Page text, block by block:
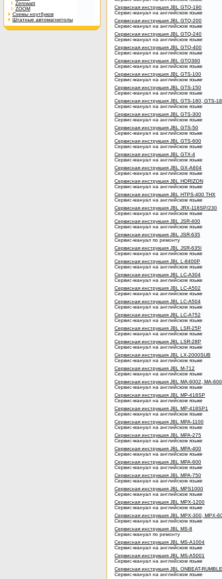
Zerowatt
ZOOM
Схемы ноутбуков
Штатные автомагнитолы
Сервисная инструкция JBL GTQ-190
Сервис-мануал на английском языке
Сервисная инструкция JBL GTQ-200
Сервис-мануал на английском языке
Сервисная инструкция JBL GTQ-240
Сервис-мануал на английском языке
Сервисная инструкция JBL GTQ-400
Сервис-мануал на английском языке
Сервисная инструкция JBL GTQ360
Сервис-мануал на английском языке
Сервисная инструкция JBL GTS-100
Сервис-мануал на английском языке
Сервисная инструкция JBL GTS-150
Сервис-мануал на английском языке
Сервисная инструкция JBL GTS-180, GTS-
Сервис-мануал на английском языке
Сервисная инструкция JBL GTS-300
Сервис-мануал на английском языке
Сервисная инструкция JBL GTS-50
Сервис-мануал на английском языке
Сервисная инструкция JBL GTS-600
Сервис-мануал на английском языке
Сервисная инструкция JBL GTX-4
Сервис-мануал на английском языке
Сервисная инструкция JBL GX-A604
Сервис-мануал на английском языке
Сервисная инструкция JBL HORIZON
Сервис-мануал на английском языке
Сервисная инструкция JBL HTPS-400 THX
Сервис-мануал на английском языке
Сервисная инструкция JBL JRX-118SP/230
Сервис-мануал на английском языке
Сервисная инструкция JBL JSR-400
Сервис-мануал на английском языке
Сервисная инструкция JBL JSR-635
Сервис-мануал по ремонту
Сервисная инструкция JBL JSR-635I
Сервис-мануал на английском языке
Сервисная инструкция JBL L-8400P
Сервис-мануал на английском языке
Сервисная инструкция JBL LC-A304
Сервис-мануал на английском языке
Сервисная инструкция JBL LC-A502
Сервис-мануал на английском языке
Сервисная инструкция JBL LC-A504
Сервис-мануал на английском языке
Сервисная инструкция JBL LC-A752
Сервис-мануал на английском языке
Сервисная инструкция JBL LSR-25P
Сервис-мануал на английском языке
Сервисная инструкция JBL LSR-28P
Сервис-мануал на английском языке
Сервисная инструкция JBL LX-2000SUB
Сервис-мануал на английском языке
Сервисная инструкция JBL M-712
Сервис-мануал на английском языке
Сервисная инструкция JBL MA-6002, MA-
Сервис-мануал на английском языке
Сервисная инструкция JBL MP-418SP
Сервис-мануал на английском языке
Сервисная инструкция JBL MP-418SP1
Сервис-мануал на английском языке
Сервисная инструкция JBL MPA-1100
Сервис-мануал на английском языке
Сервисная инструкция JBL MPA-275
Сервис-мануал на английском языке
Сервисная инструкция JBL MPA-400
Сервис-мануал на английском языке
Сервисная инструкция JBL MPA-600
Сервис-мануал на английском языке
Сервисная инструкция JBL MPA-750
Сервис-мануал на английском языке
Сервисная инструкция JBL MPS1000
Сервис-мануал на английском языке
Сервисная инструкция JBL MPX-1200
Сервис-мануал на английском языке
Сервисная инструкция JBL MPX-300, MPX-
Сервис-мануал на английском языке
Сервисная инструкция JBL MS-8
Сервис-мануал по ремонту
Сервисная инструкция JBL MS-A1004
Сервис-мануал на английском языке
Сервисная инструкция JBL MS-A5001
Сервис-мануал на английском языке
Сервисная инструкция JBL ONBEAT-RUMBLE
Сервис-мануал на английском языке